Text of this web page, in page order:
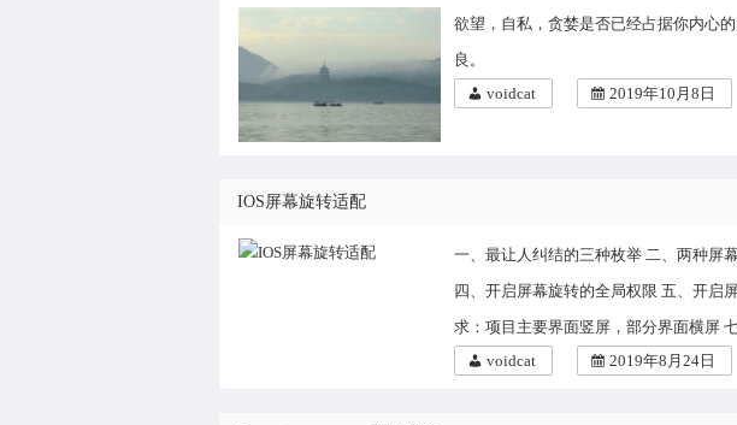
欲望，自私，贪婪是否已经占据你内心
良。
voidcat
2019年10月8日
IOS屏幕旋转适配
一、最让人纠结的三种枚举 二、两种屏
四、开启屏幕旋转的全局权限 五、开启
求：项目主要界面竖屏，部分界面横屏
voidcat
2019年8月24日